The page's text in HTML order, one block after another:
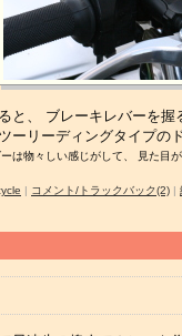
と、 ブレーキレバーを握
ーリーディングタイプの
は物々しい感じがして、 見た目
| コメント/トラックバック(2) |